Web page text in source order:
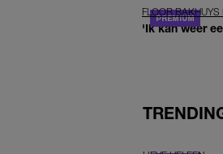
FLOOR
'Ik kan weer